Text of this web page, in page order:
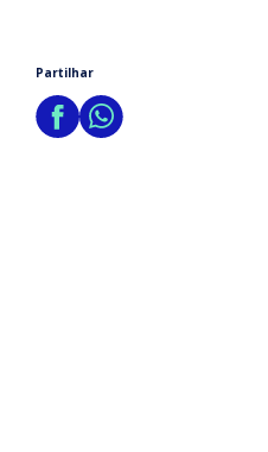
Partilhar